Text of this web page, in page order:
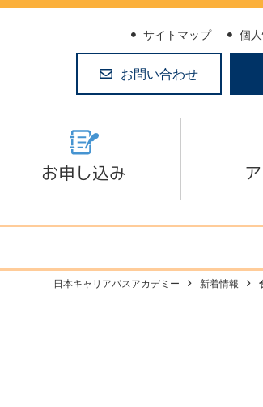
サイトマップ 個
お問い合わせ
お申し込み
日本キャリアパスアカデミー 新着情報